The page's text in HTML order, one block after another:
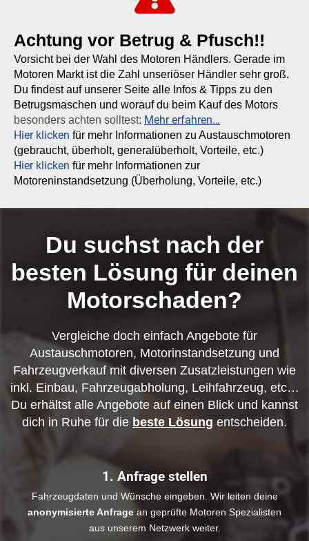
Achtung vor Betrug & Pfusch!!
Vorsicht bei der Wahl des Motoren Händlers. Gerade im
Motoren Markt ist die Zahl unseriöser Händler sehr groß.
Du findest auf unserer Seite alle Infos & Tipps zu den
Betrugsmaschen und worauf du beim Kauf des Motors
besonders achten solltest: Mehr erfahren…
Hier klicken für mehr Informationen zu Austauschmotoren
(gebraucht, überholt, generalüberholt, Vorteile, etc.)
Hier klicken für mehr Informationen zur
Motoreninstandsetzung (Überholung, Vorteile, etc.)
Du suchst nach der
besten Lösung für deinen
Motorschaden?
Vergleiche doch einfach Angebote für
Austauschmotoren, Motorinstandsetzung und
Fahrzeugverkauf mit diversen Zusatzleistungen wie
inkl. Einbau, Fahrzeugabholung, Leihfahrzeug, etc…
Du erhältst alle Angebote auf einen Blick und kannst
dich in Ruhe für die beste Lösung entscheiden.
1. Anfrage stellen
Fahrzeugdaten und Wünsche eingeben. Wir leiten deine
anonymisierte Anfrage an geprüfte Motoren Spezialisten
aus unserem Netzwerk weiter.